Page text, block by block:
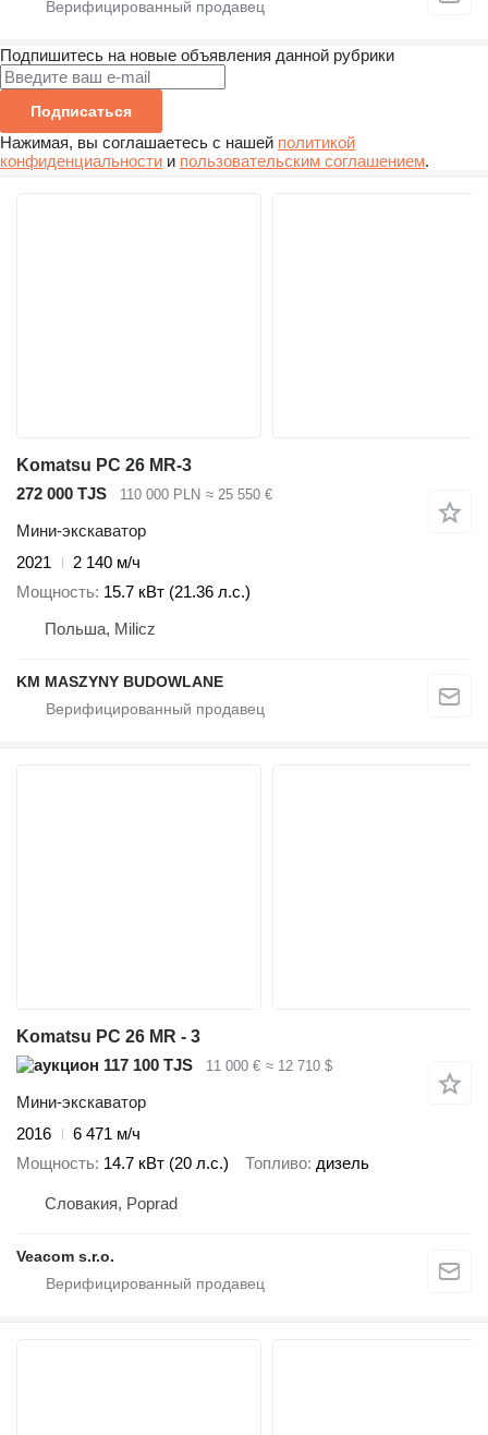
Подпишитесь на новые объявления данной рубрики
Подписаться
Нажимая, вы соглашаетесь с нашей политикой
конфиденциальности и пользовательским соглашением.
Komatsu PC 26 MR-3
272 000 TJS
110 000 PLN ≈ 25 550 €
Мини-экскаватор
2021
2 140 м/ч
Мощность 15.7 кВт (21.36 л.с.)
Польша, Milicz
KM MASZYNY BUDOWLANE
Komatsu PC 26 MR - 3
117 100 TJS
11 000 € ≈ 12 710 $
Мини-экскаватор
2016
6 471 м/ч
Мощность 14.7 кВт (20 л.с.) Топливо дизель
Словакия, Poprad
Veacom s.r.o.